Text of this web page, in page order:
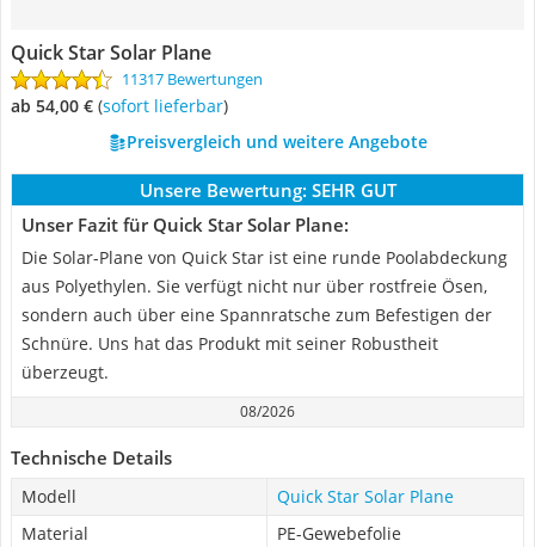
Quick Star Solar Plane
11317 Bewertungen
ab 54,00 € ( Sofort lieferbar)
Preisvergleich und weitere Angebote
Unsere Bewertung: SEHR GUT
Unser Fazit für Quick Star Solar Plane:
Die Solar-Plane von Quick Star ist eine runde Poolabdeckung
aus Polyethylen. Sie verfügt nicht nur über rostfreie Ösen,
sondern auch über eine Spannratsche zum Befestigen der
Schnüre. Uns hat das Produkt mit seiner Robustheit
überzeugt.
08/2026
Technische Details
Modell
Quick Star Solar Plane
Material
PE-Gewebefolie